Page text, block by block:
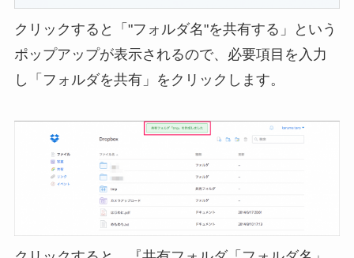
クリックすると「"フォルダ名"を共有する」という
ポップアップが表示されるので、必要項目を入力
し「フォルダを共有」をクリックします。